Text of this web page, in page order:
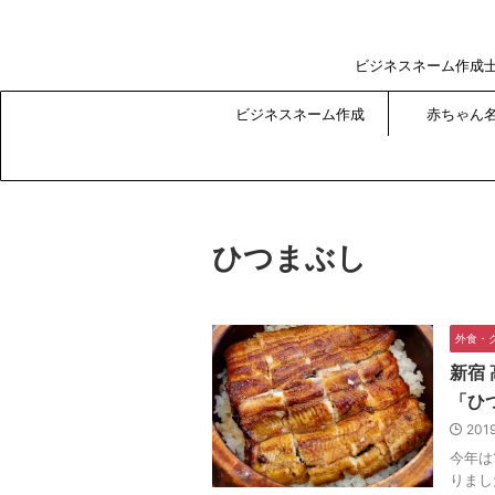
ビジネスネーム作成
ビジネスネーム作成 赤ちゃん
ひつまぶし
外食・
新宿
「
今年
りま